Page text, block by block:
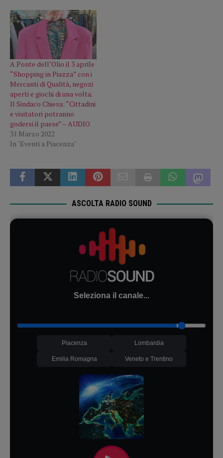
A Ponte dell’Olio il 3 aprile
“Shopping in Piazza” con i
Mercanti di Qualità, negozi
aperti e giochi di una volta.
Il Sindaco Chiesa: “Cittadini
e visitatori potranno
godersi il paese” – AUDIO
31 Marzo 2022
In "Eventi a Piacenza"
ASCOLTA RADIO SOUND
Seleziona il canale...
Piacenza Lombardia
Emilia Romagna Veneto e Trentino